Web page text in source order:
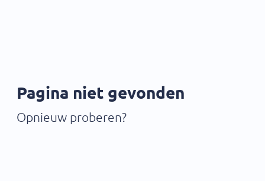
Pagina niet gevonden
Opnieuw proberen?